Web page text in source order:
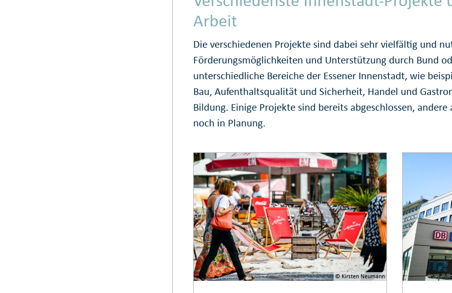
Arbeit
Die verschiedenen Projekte sind dabei sehr vielfältig und
Förderungsmöglichkeiten und Unterstützung durch Bund
unterschiedliche Bereiche der Essener Innenstadt, wie
Bau, Aufenthaltsqualität und Sicherheit, Handel und
Bildung. Einige Projekte sind bereits abgeschlossen,
noch in Planung.
© Kirsten Neumann